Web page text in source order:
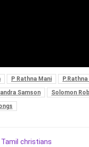
P Rathna Mani
Samson
Solomon
Tamil christians